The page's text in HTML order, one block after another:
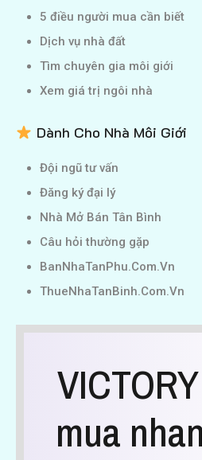
5 điều người mua cần biết
Dịch vụ nhà đất
Tìm chuyên gia môi giới
Xem giá trị ngôi nhà
Dành Cho Nhà Môi Giới
Đội ngũ tư vấn
Đăng ký đại lý
Nhà Mở Bán Tân Bình
Câu hỏi thường gặp
BanNhaTanPhu.Com.Vn
ThueNhaTanBinh.Com.Vn
mua